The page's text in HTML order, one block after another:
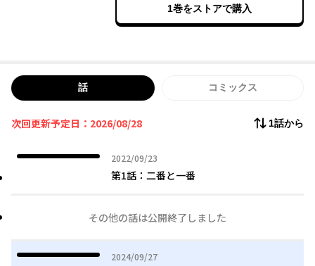
「ごめんね。私、バカだから、どんどん好きになっちゃうんだ」
を手放せなくなって……。
もう取り返しがつかない、１００％危険で、不純で、不健全
1巻をストアで購入
話 コミックス
次回更新予定日：2026/08/28 1話から
2022/09/23
2022年09月23日
第1話：二番と一番
その他の話は公開終了しました
2024/09/27
2024年09月27日